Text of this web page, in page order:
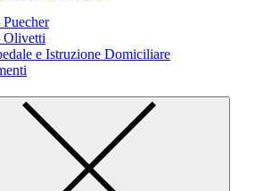
Olivetti
e Istruzione Domiciliare